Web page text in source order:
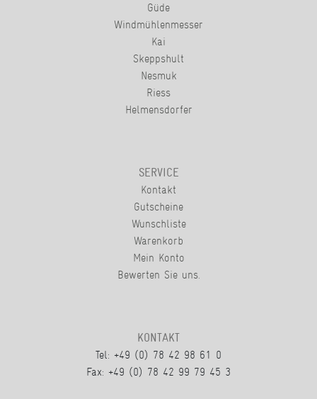
Güde
Windmühlenmesser
Kai
Skeppshult
Nesmuk
Riess
Helmensdorfer
SERVICE
Kontakt
Gutscheine
Wunschliste
Warenkorb
Mein Konto
Bewerten Sie uns.
KONTAKT
Tel: +49 (0) 78 42 98 61 0
Fax: +49 (0) 78 42 99 79 45 3